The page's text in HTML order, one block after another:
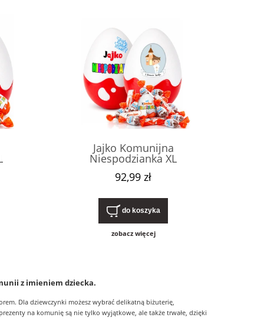
Jajko Komunijna
Niespodzianka XL
Personalizowany prezent,
pudełko z imieniem na
chłopca, ze słodyczami Kinder.
92,99 zł
do koszyka
zobacz więcej
z imieniem dziecka.
Dla dziewczynki możesz wybrać delikatną biżuterię,
na komunię są nie tylko wyjątkowe, ale także trwałe, dzięki